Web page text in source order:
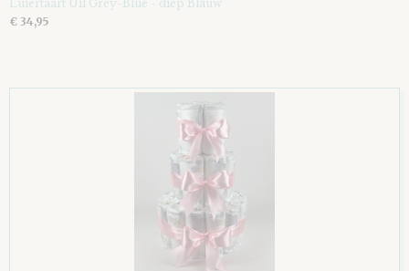
Luiertaart Uil Grey-Blue - diep Blauw
€ 34,95